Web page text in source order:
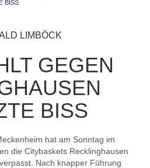
BISS
LIMBÖCK
GEGEN
BISS
hat am Sonntag im
die Citybaskets Recklinghausen
Nach knapper Führung